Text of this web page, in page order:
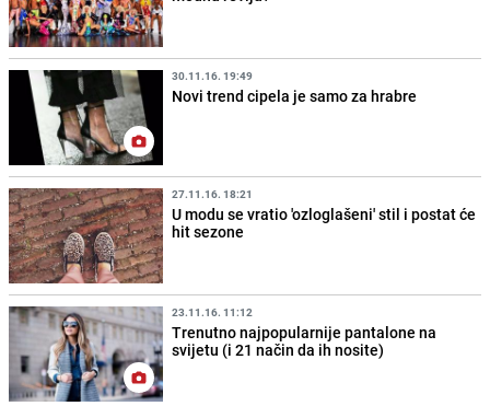
30.11.16. 19:49
Novi trend cipela je samo za hrabre
27.11.16. 18:21
U modu se vratio 'ozloglašeni' stil i postat će
hit sezone
23.11.16. 11:12
Trenutno najpopularnije pantalone na
svijetu (i 21 način da ih nosite)